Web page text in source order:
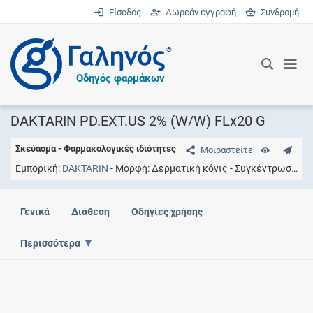
Είσοδος Δωρεάν εγγραφή Συνδρομή
®
Οδηγός φαρμάκων
DAKTARIN PD.EXT.US 2% (W/W) FLx20 G
Μοιραστείτε
Σκεύασμα - Φαρμακολογικές ιδιότητες
Εμπορική DAKTARIN Μορφή Δερματική κόνις Συγκέντρωση
Γενικά Διάθεση Οδηγίες χρήσης
Περισσότερα